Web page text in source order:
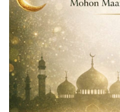
Kaltim
Dunia
Artikel
Ekonomi